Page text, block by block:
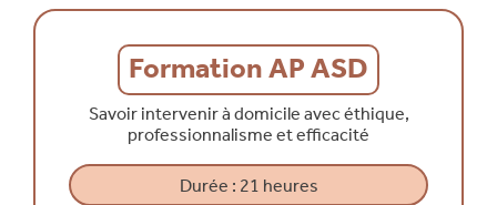
Formation AP ASD
Savoir intervenir à domicile avec éthique,
professionnalisme et efficacité
Durée :21 heures